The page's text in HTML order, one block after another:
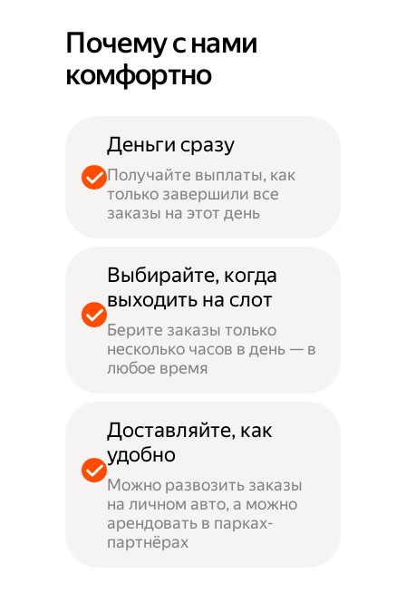
Почему с нами
комфортно
Деньги сразу
Получайте выплаты, как
только завершили все
заказы на этот день
Выбирайте, когда
выходить на слот
Берите заказы только
несколько часов в день — в
любое время
Доставляйте, как
удобно
Можно развозить заказы
на личном авто, а можно
арендовать в парках-
партнёрах